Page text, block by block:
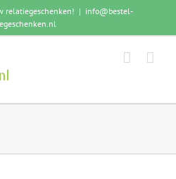
relatiegeschenken! | info@bestel-